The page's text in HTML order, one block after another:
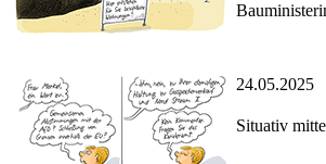
24.05.2025
Situativ